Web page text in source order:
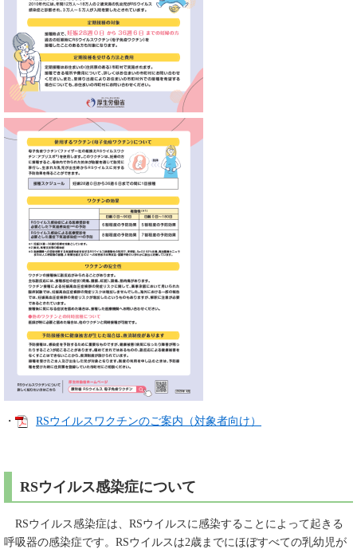
・ RSウイルスワクチンのご案内（対象者向け）
RSウイルス感染症について
RSウイルス感染症は、RSウイルスに感染することによって起きる
呼吸器の感染症です。RSウイルスは2歳までにほぼすべての乳幼児が